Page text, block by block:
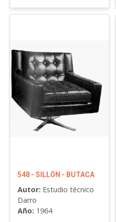
548 - SILLÓN - BUTACA
Autor: Estudio técnico
Darro
Año: 1964